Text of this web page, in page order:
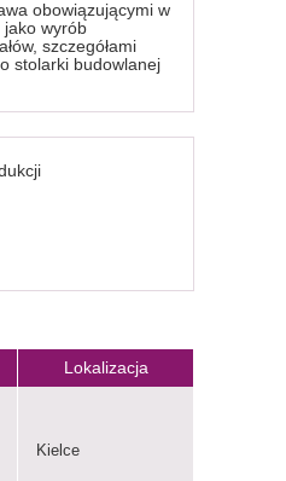
obowiązującymi w
jako wyrób
szczegółami
stolarki budowlanej
Lokalizacja
Kielce